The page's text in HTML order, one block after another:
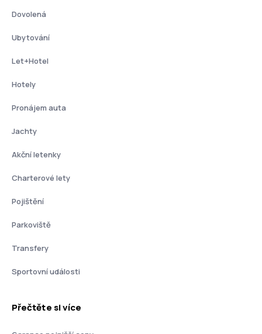
Dovolená
Ubytování
Let+Hotel
Hotely
Pronájem auta
Jachty
Akční letenky
Charterové lety
Pojištění
Parkoviště
Transfery
Sportovní události
Přečtěte si více